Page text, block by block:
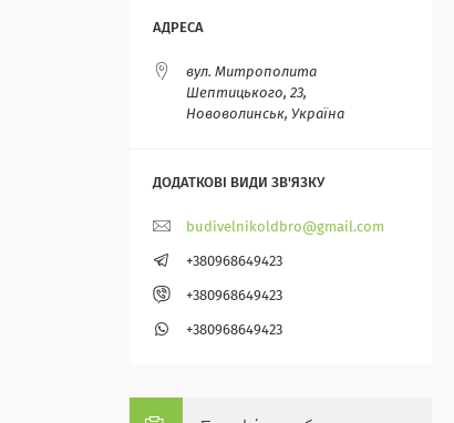
вул. Митрополита
Шептицького, 23,
Нововолинськ, Україна
budivelnikoldbro@gmail.com
+380968649423
+380968649423
+380968649423